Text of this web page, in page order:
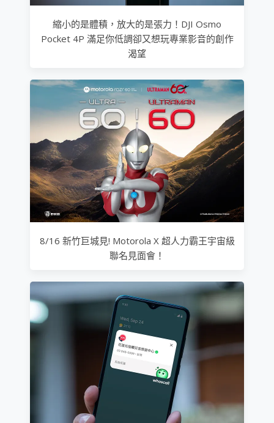
縮小的是體積，放大的是張力！DJI Osmo
Pocket 4P 滿足你低調卻又想玩專業影音的創作
渴望
8/16 新竹巨城見! Motorola X 超人力霸王宇宙級
聯名見面會！